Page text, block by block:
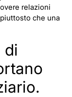
relazioni
che una
di